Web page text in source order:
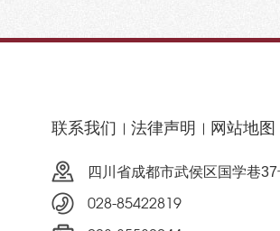
联系我们 法律声明 网站地图
四川省成都市武侯区国学巷37
028-85422819